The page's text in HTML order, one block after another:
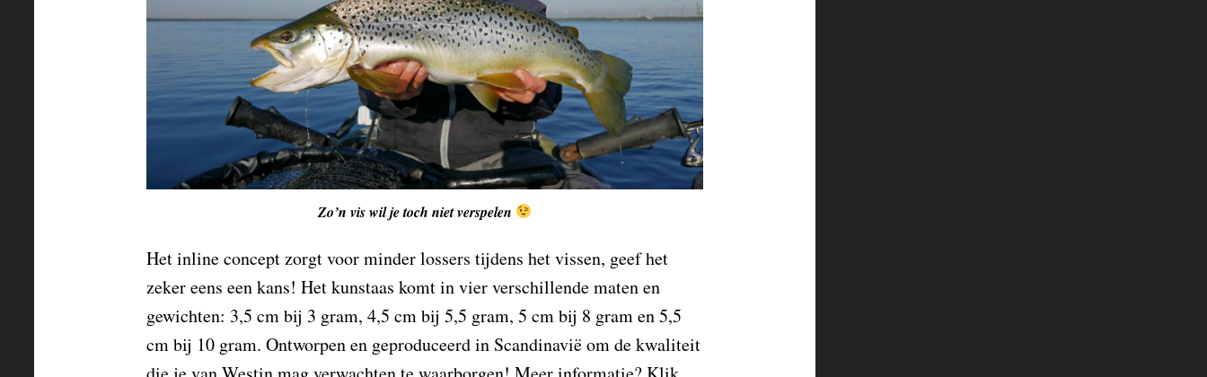
Zo’n vis wil je toch niet verspelen
Het inline concept zorgt voor minder lossers tijdens het vissen, geef het
zeker eens een kans! Het kunstaas komt in vier verschillende maten en
gewichten: 3,5 cm bij 3 gram, 4,5 cm bij 5,5 gram, 5 cm bij 8 gram en 5,5
cm bij 10 gram. Ontworpen en geproduceerd in Scandinavië om de kwaliteit